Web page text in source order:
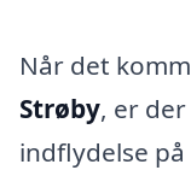
Når det
Strøby, er
indflydelse